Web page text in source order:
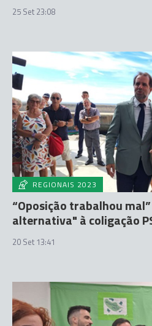
25 Set 23:08
REGIONAIS 2023
“Oposição trabalhou
alternativa" à coligação
20 Set 13:41